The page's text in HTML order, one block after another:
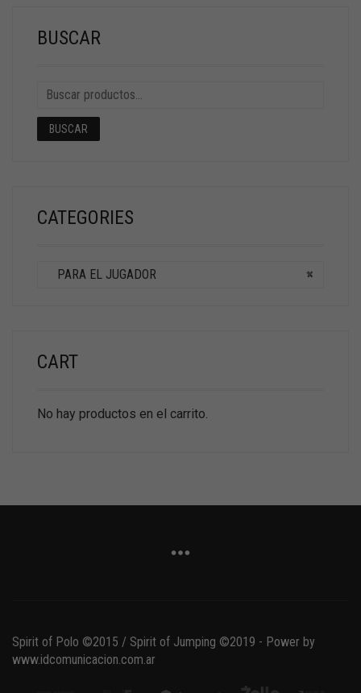
BUSCAR
BUSCAR
CATEGORIES
×
PARA EL JUGADOR
CART
No hay productos en el carrito.
Spirit of Polo ©2015 / Spirit of Jumping ©2019 - Power by
www.idcomunicacion.com.ar